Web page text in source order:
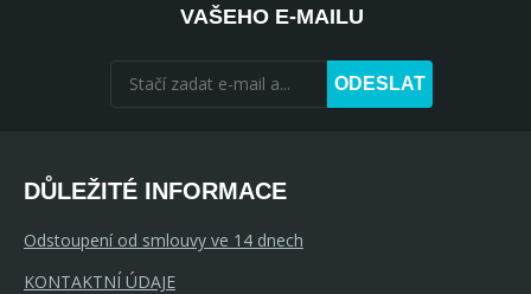
VAŠEHO E-MAILU
ODESLAT
DŮLEŽITÉ INFORMACE
Odstoupení od smlouvy ve 14 dnech
KONTAKTNÍ ÚDAJE